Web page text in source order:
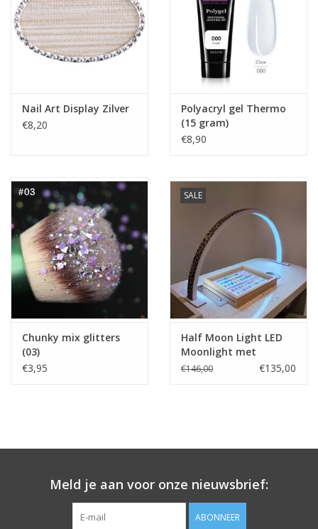
Nail Art Display Zilver
€8,20
Polyacryl gel Thermo
(15 gram)
€8,90
Chunky mix glitters
(03)
€3,95
SALE
Half Moon Light LED
Moonlight met
diamonds panterprint
€146,00 €135,00
Meld je aan voor onze nieuwsbrief:
ABONNEER